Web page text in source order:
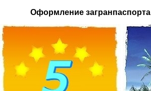
Оформление загранпаспорта